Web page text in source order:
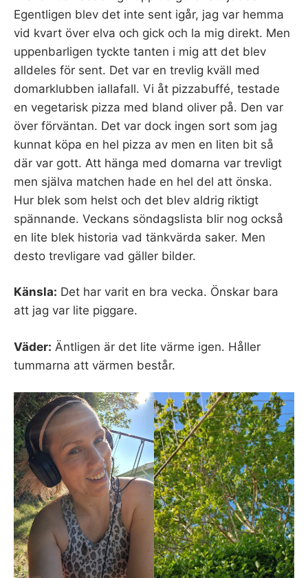
Egentligen blev det inte sent igår, jag var hemma
vid kvart över elva och gick och la mig direkt. Men
uppenbarligen tyckte tanten i mig att det blev
alldeles för sent. Det var en trevlig kväll med
domarklubben iallafall. Vi åt pizzabuffé, testade
en vegetarisk pizza med bland oliver på. Den var
över förväntan. Det var dock ingen sort som jag
kunnat köpa en hel pizza av men en liten bit så
där var gott. Att hänga med domarna var trevligt
men själva matchen hade en hel del att önska.
Hur blek som helst och det blev aldrig riktigt
spännande. Veckans söndagslista blir nog också
en lite blek historia vad tänkvärda saker. Men
desto trevligare vad gäller bilder.
Känsla: Det har varit en bra vecka. Önskar bara
att jag var lite piggare.
Väder: Äntligen är det lite värme igen. Håller
tummarna att värmen består.